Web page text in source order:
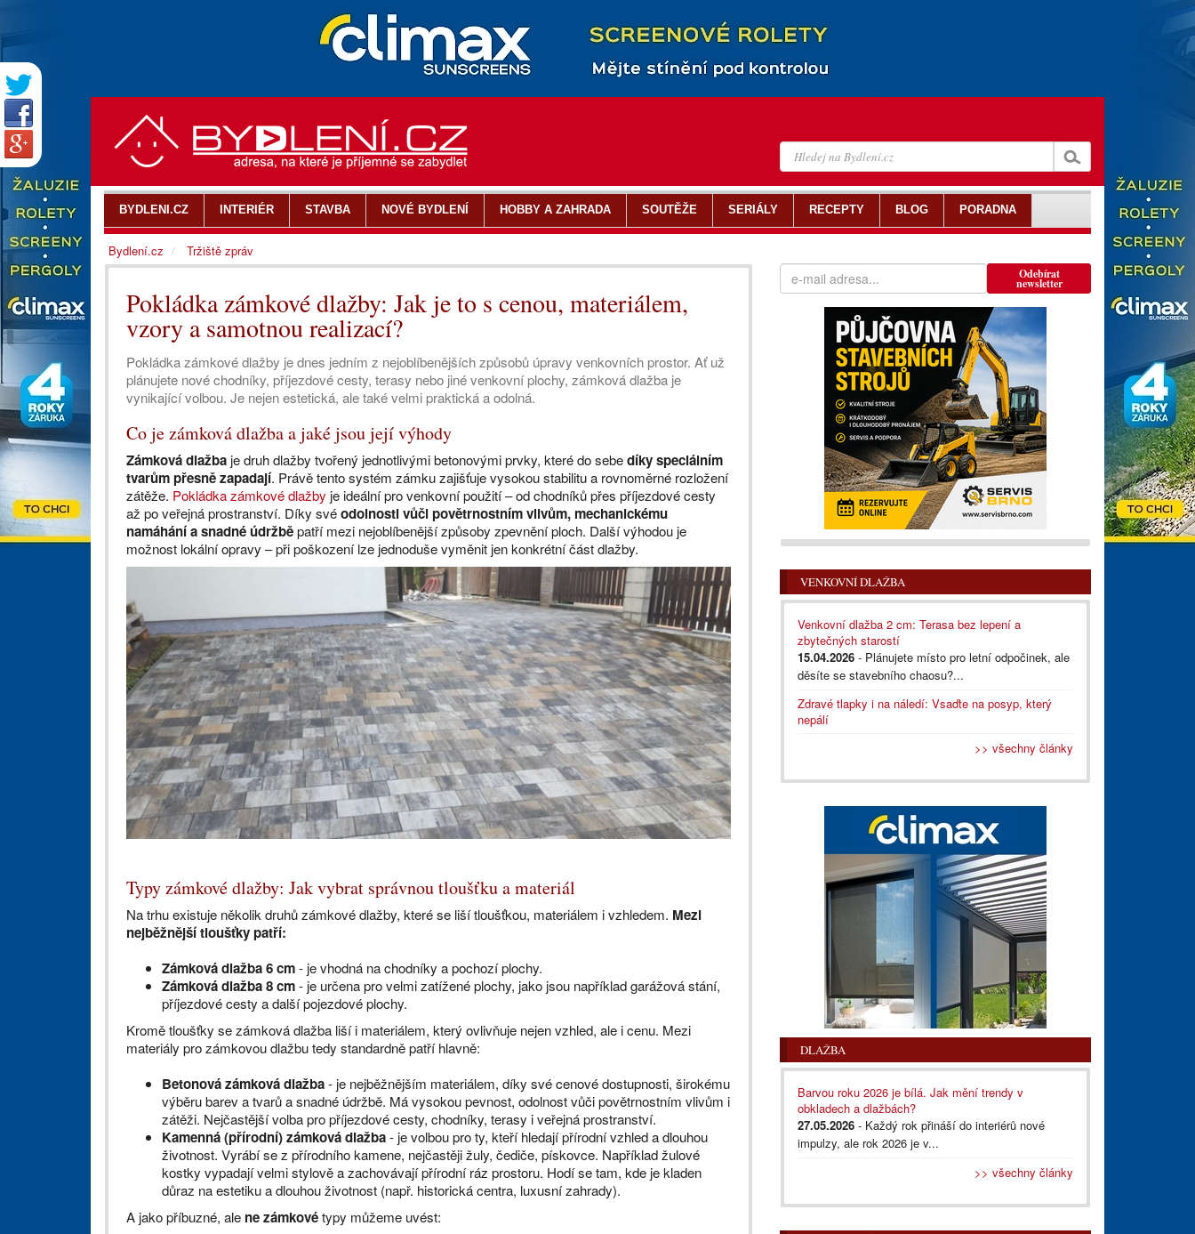
Pokládka zámkové dlažby: Jak je to s cenou, materiálem,
vzory a samotnou realizací?
Pokládka zámkové dlažby je dnes jedním z nejoblíbenějších způsobů úpravy venkovních prostor. Ať už
plánujete nové chodníky, příjezdové cesty, terasy nebo jiné venkovní plochy, zámková dlažba je
vynikající volbou. Je nejen estetická, ale také velmi praktická a odolná.
Co je zámková dlažba a jaké jsou její výhody
Zámková dlažba je druh dlažby tvořený jednotlivými betonovými prvky, které do sebedíky speciálním
tvarům přesně zapadají. Právě tento systém zámku zajišťuje vysokou stabilitu a rovnoměrné rozložení
zátěže. Pokládka zámkové dlažby je ideální pro venkovní použití – od chodníků přes příjezdové cesty
až po veřejná prostranství. Díky svéodolnosti vůči povětrnostním vlivům, mechanickému
namáhánía snadné údržběpatří mezi nejoblíbenější způsoby zpevnění ploch. Další výhodou je
možnost lokální opravy – při poškození lze jednoduše vyměnit jen konkrétní část dlažby.
Typy zámkové dlažby: Jak vybrat správnou tloušťku a materiál
Na trhu existuje několik druhů zámkové dlažby, které se liší tloušťkou, materiálem i vzhledem. Mezi
nejběžnější tloušťky patří:
Zámková dlažba 6 cm- je vhodná na chodníky a pochozí plochy.
Zámková dlažba 8 cm- je určena pro velmi zatížené plochy, jako jsou například garážová stání,
příjezdové cesty a další pojezdové plochy.
Kromě tloušťky se zámková dlažba liší i materiálem, který ovlivňuje nejen vzhled, ale i cenu. Mezi
materiály pro zámkovou dlažbu tedy standardně patří hlavně:
Betonová zámková dlažba- je nejběžnějším materiálem, díky své cenové dostupnosti, širokému
výběru barev a tvarů a snadné údržbě. Má vysokou pevnost, odolnost vůči povětrnostním vlivům i
zátěži. Nejčastější volba pro příjezdové cesty, chodníky, terasy i veřejná prostranství.
Kamenná (přírodní) zámková dlažba- je volbou pro ty, kteří hledají přírodní vzhled a dlouhou
životnost. Vyrábí se z přírodního kamene, nejčastěji žuly, čediče, pískovce. Například žulové
kostky vypadají velmi stylově a zachovávají přírodní ráz prostoru. Hodí se tam, kde je kladen
důraz na estetiku a dlouhou životnost (např. historická centra, luxusní zahrady).
A jako příbuzné, ale ne zámkovétypy můžeme uvést:
Odebírat
newsletter
VENKOVNÍ DLAŽBA
Venkovní dlažba 2 cm: Terasa bez lepení a
zbytečných starostí
15.04.2026 - Plánujete místo pro letní odpočinek, ale
děsíte se stavebního chaosu?...
Zdravé tlapky i na náledí: Vsaďte na posyp, který
nepálí
>> všechny články
DLAŽBA
Barvou roku 2026 je bílá. Jak mění trendy v
obkladech a dlažbách?
27.05.2026 - Každý rok přináší do interiérů nové
impulzy, ale rok 2026 je v...
>> všechny články
BYDLENI.CZ INTERIÉR STAVBA NOVÉ BYDLENÍ HOBBY A ZAHRADA SOUTĚŽE SERIÁLY RECEPTY BLOG PORADNA
Bydlení.cz Tržiště zpráv